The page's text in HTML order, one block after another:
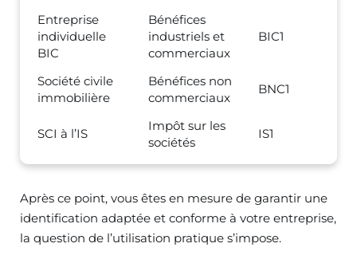
Entreprise
individuelle
BIC
Bénéfices
industriels et
commerciaux
BIC1
Société civile
immobilière
Bénéfices non
commerciaux
BNC1
SCI à l’IS
Impôt sur les
sociétés
IS1
Après ce point, vous êtes en mesure de garantir une
identification adaptée et conforme à votre entreprise,
la question de l’utilisation pratique s’impose.